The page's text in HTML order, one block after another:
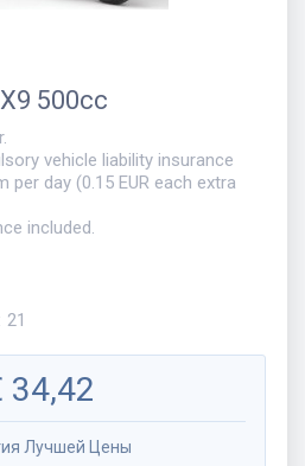
500cc
vehicle liability insurance
per day (0.15 EUR each extra
included.
21
34,42
Лучшей Цены